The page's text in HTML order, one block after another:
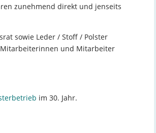
zunehmend direkt und jenseits
sowie Leder / Stoff / Polster
und Mitarbeiter
im 30. Jahr.